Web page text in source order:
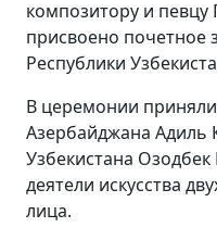
композитору и
присвоено почетное
Республики
В церемонии
Азербайджана Адиль
Узбекистана
деятели искусства
лица.